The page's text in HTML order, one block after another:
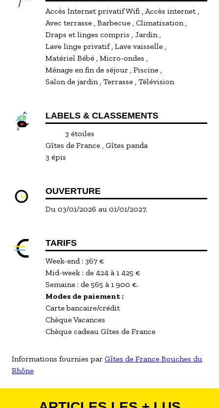
Accès Internet privatif Wifi Accès internet
Avec terrasse Barbecue Climatisation
Draps et linges compris
Jardin
Lave linge privatif Lave vaisselle
Matériel Bébé Micro-ondes
Ménage en fin de séjour Piscine
Salon de jardin Terrasse Télévision
LABELS & CLASSEMENTS
3 étoiles
Gîtes de France Gîtes panda
3 épis
OUVERTURE
Du 03/01/2026 au 01/01/2027.
TARIFS
Week-end : 367 €
Mid-week : de 424 à 1 425 €
Semaine : de 565 à 1 900 €.
Modes de paiement :
Carte bancaire/crédit
Chèque Vacances
Chèque cadeau Gîtes de France
Informations fournies par Gîtes de France Bouches du
Rhône